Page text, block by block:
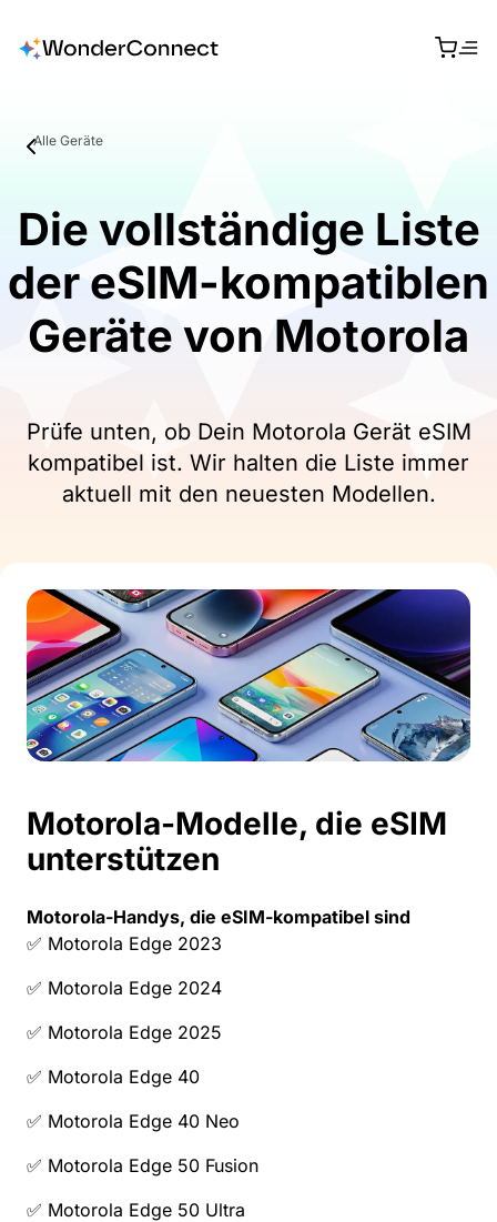
Alle Geräte
Die vollständige Liste
der eSIM-kompatiblen
Geräte von Motorola
Prüfe unten, ob Dein Motorola Gerät eSIM
kompatibel ist. Wir halten die Liste immer
aktuell mit den neuesten Modellen.
Motorola-Modelle, die eSIM
unterstützen
Motorola-Handys, die eSIM-kompatibel sind
✅ Motorola Edge 2023
✅ Motorola Edge 2024
✅ Motorola Edge 2025
✅ Motorola Edge 40
✅ Motorola Edge 40 Neo
✅ Motorola Edge 50 Fusion
✅ Motorola Edge 50 Ultra